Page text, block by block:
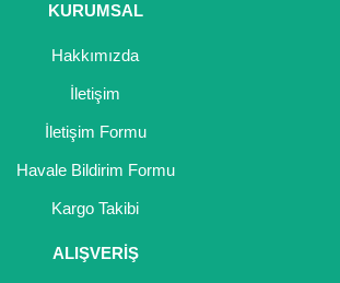
KURUMSAL
Hakkımızda
İletişim
İletişim Formu
Havale Bildirim Formu
Kargo Takibi
ALIŞVERİŞ